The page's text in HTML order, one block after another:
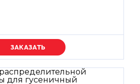
Уточняйте цену